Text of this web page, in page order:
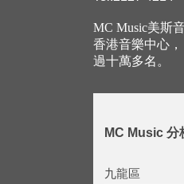
MC Music美斯
香港音樂中心
過十萬多名。
MC Music
九龍區